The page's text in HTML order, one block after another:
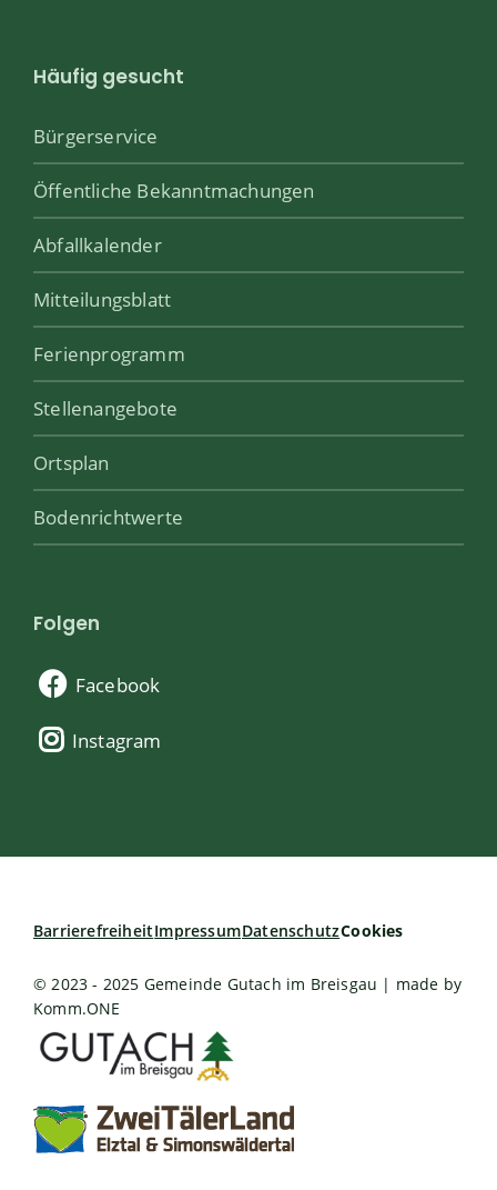
Häufig gesucht
Bürgerservice
Öffentliche Bekanntmachungen
Abfallkalender
Mitteilungsblatt
Ferienprogramm
Stellenangebote
Ortsplan
Bodenrichtwerte
Folgen
Facebook
Instagram
BarrierefreiheitImpressumDatenschutzCookies
© 2023 - 2025 Gemeinde Gutach im Breisgau | made by
Komm.ONE